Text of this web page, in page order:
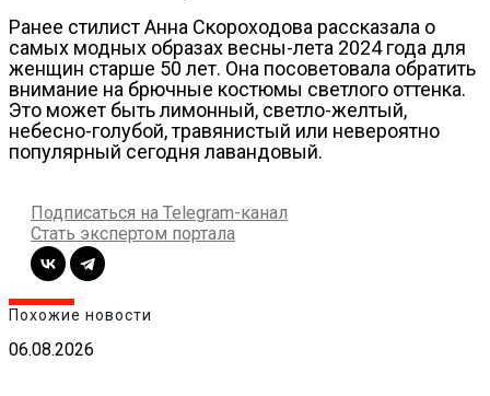
Ранее стилист Анна Скороходова рассказала о
самых модных образах весны-лета 2024 года для
женщин старше 50 лет. Она посоветовала обратить
внимание на брючные костюмы светлого оттенка.
Это может быть лимонный, светло-желтый,
небесно-голубой, травянистый или невероятно
популярный сегодня лавандовый.
Подписаться на Telegram-канал
Стать экспертом портала
Похожие новости
06.08.2026